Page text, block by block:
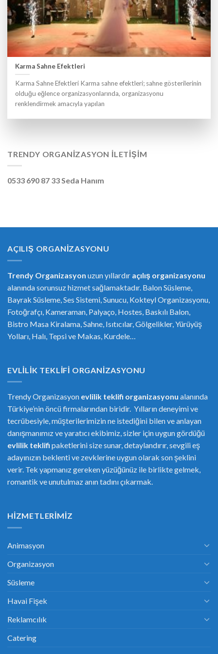
Karma Sahne Efektleri
Karma Sahne Efektleri Karma sahne efektleri; sahne gösterilerinin
olduğu eğlence organizasyonlarında, organizasyonu
renklendirmek amacıyla yapılan
TRENDY ORGANIZASYON İLETIŞIM
0533 690 87 33 Seda Hanım
AÇILIŞ ORGANIZASYONU
Trendy Organizasyon uzun yıllardır açılış organizasyonu
alanında sorunsuz hizmet sağlamaktadır. Balon Süsleme,
Bayrak Süsleme, Ses Sistemi, Sunucu, Kokteyl Organizasyonu,
Fotoğrafçı, Kameraman, Palyaço, Hostes, Baskılı Balon,
Bistro Masa Kiralama, Sahne, Isıtıcılar, Gölgelikler, Yürüyüş
Yolları, Halı, Tepsi ve Makas, Kurdele…
EVLILIK TEKLIFI ORGANIZASYONU
Trendy Organizasyon evlilik teklifi organizasyonu alanında
Türkiye’nin öncü firmalarından biridir. Yılların deneyimi ve
tecrübesiyle, müşterilerimizin ne istediğini bilen ve anlayan
danışmanımız ve yaratıcı ekibimiz, sizler için uygun gördüğü
evlilik teklifi paketlerini size sunar, detaylandırır, sevgili eş
adayınızın beklenti ve zevklerine uygun olarak son şeklini
verir. Tek yapmanız gereken yüzüğünüz ile birlikte gelmek,
romantik ve unutulmaz anın tadını çıkarmak.
HIZMETLERIMIZ
Animasyon
Organizasyon
Süsleme
Havai Fişek
Reklamcılık
Catering